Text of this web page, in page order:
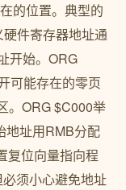
的位置。典型的
件寄存器地址通
开始。ORG
可能存在的零页
。ORG $C000举
地址用RMB分配
复位向量指向程
须小心避免地址